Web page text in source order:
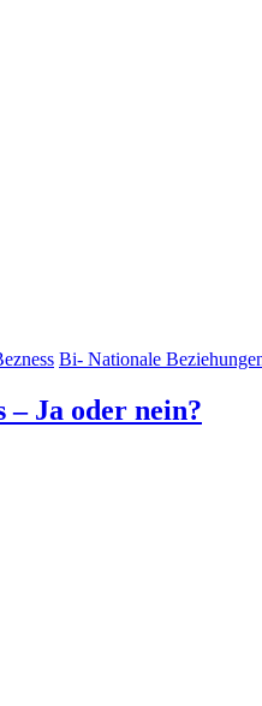
Bi- Nationale
– Ja oder nein?